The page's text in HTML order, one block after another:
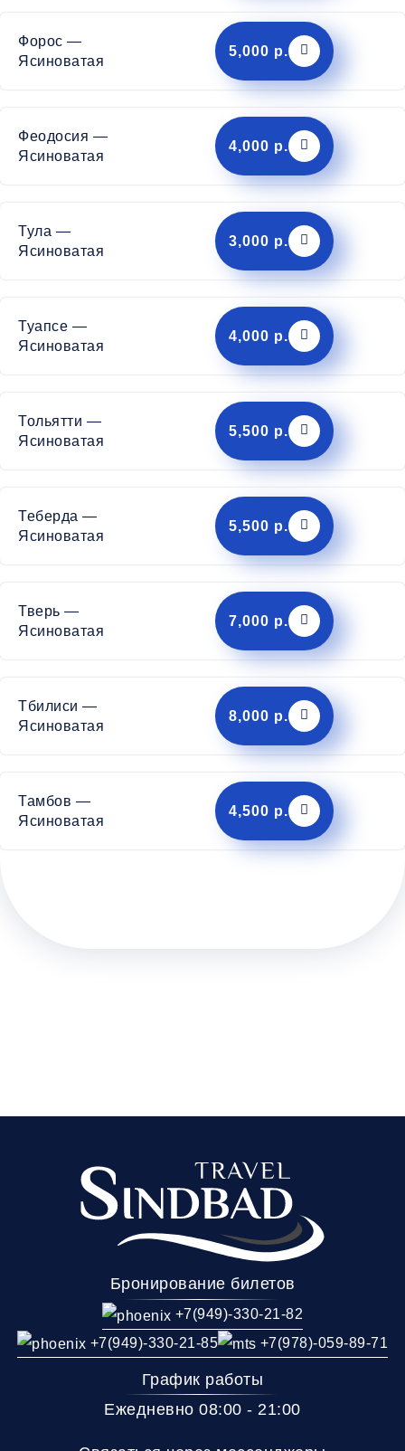
Форос —
Ясиноватая
5,000 р.
Феодосия —
Ясиноватая
4,000 р.
Тула —
Ясиноватая
3,000 р.
Туапсе —
Ясиноватая
4,000 р.
Тольятти —
Ясиноватая
5,500 р.
Теберда —
Ясиноватая
5,500 р.
Тверь —
Ясиноватая
7,000 р.
Тбилиси —
Ясиноватая
8,000 р.
Тамбов —
Ясиноватая
4,500 р.
Бронирование билетов
+7(949)-330-21-82
+7(949)-330-21-85
+7(978)-059-89-71
График работы
Ежедневно 08:00 - 21:00